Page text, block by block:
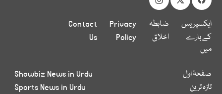
ایکسپریس
کے بارے
میں
ضابطہ
اخلاق
Privacy
Policy
Contact
Us
صفحۂ اول
تازہ ترین
Showbiz News in Urdu
Sports News in Urdu